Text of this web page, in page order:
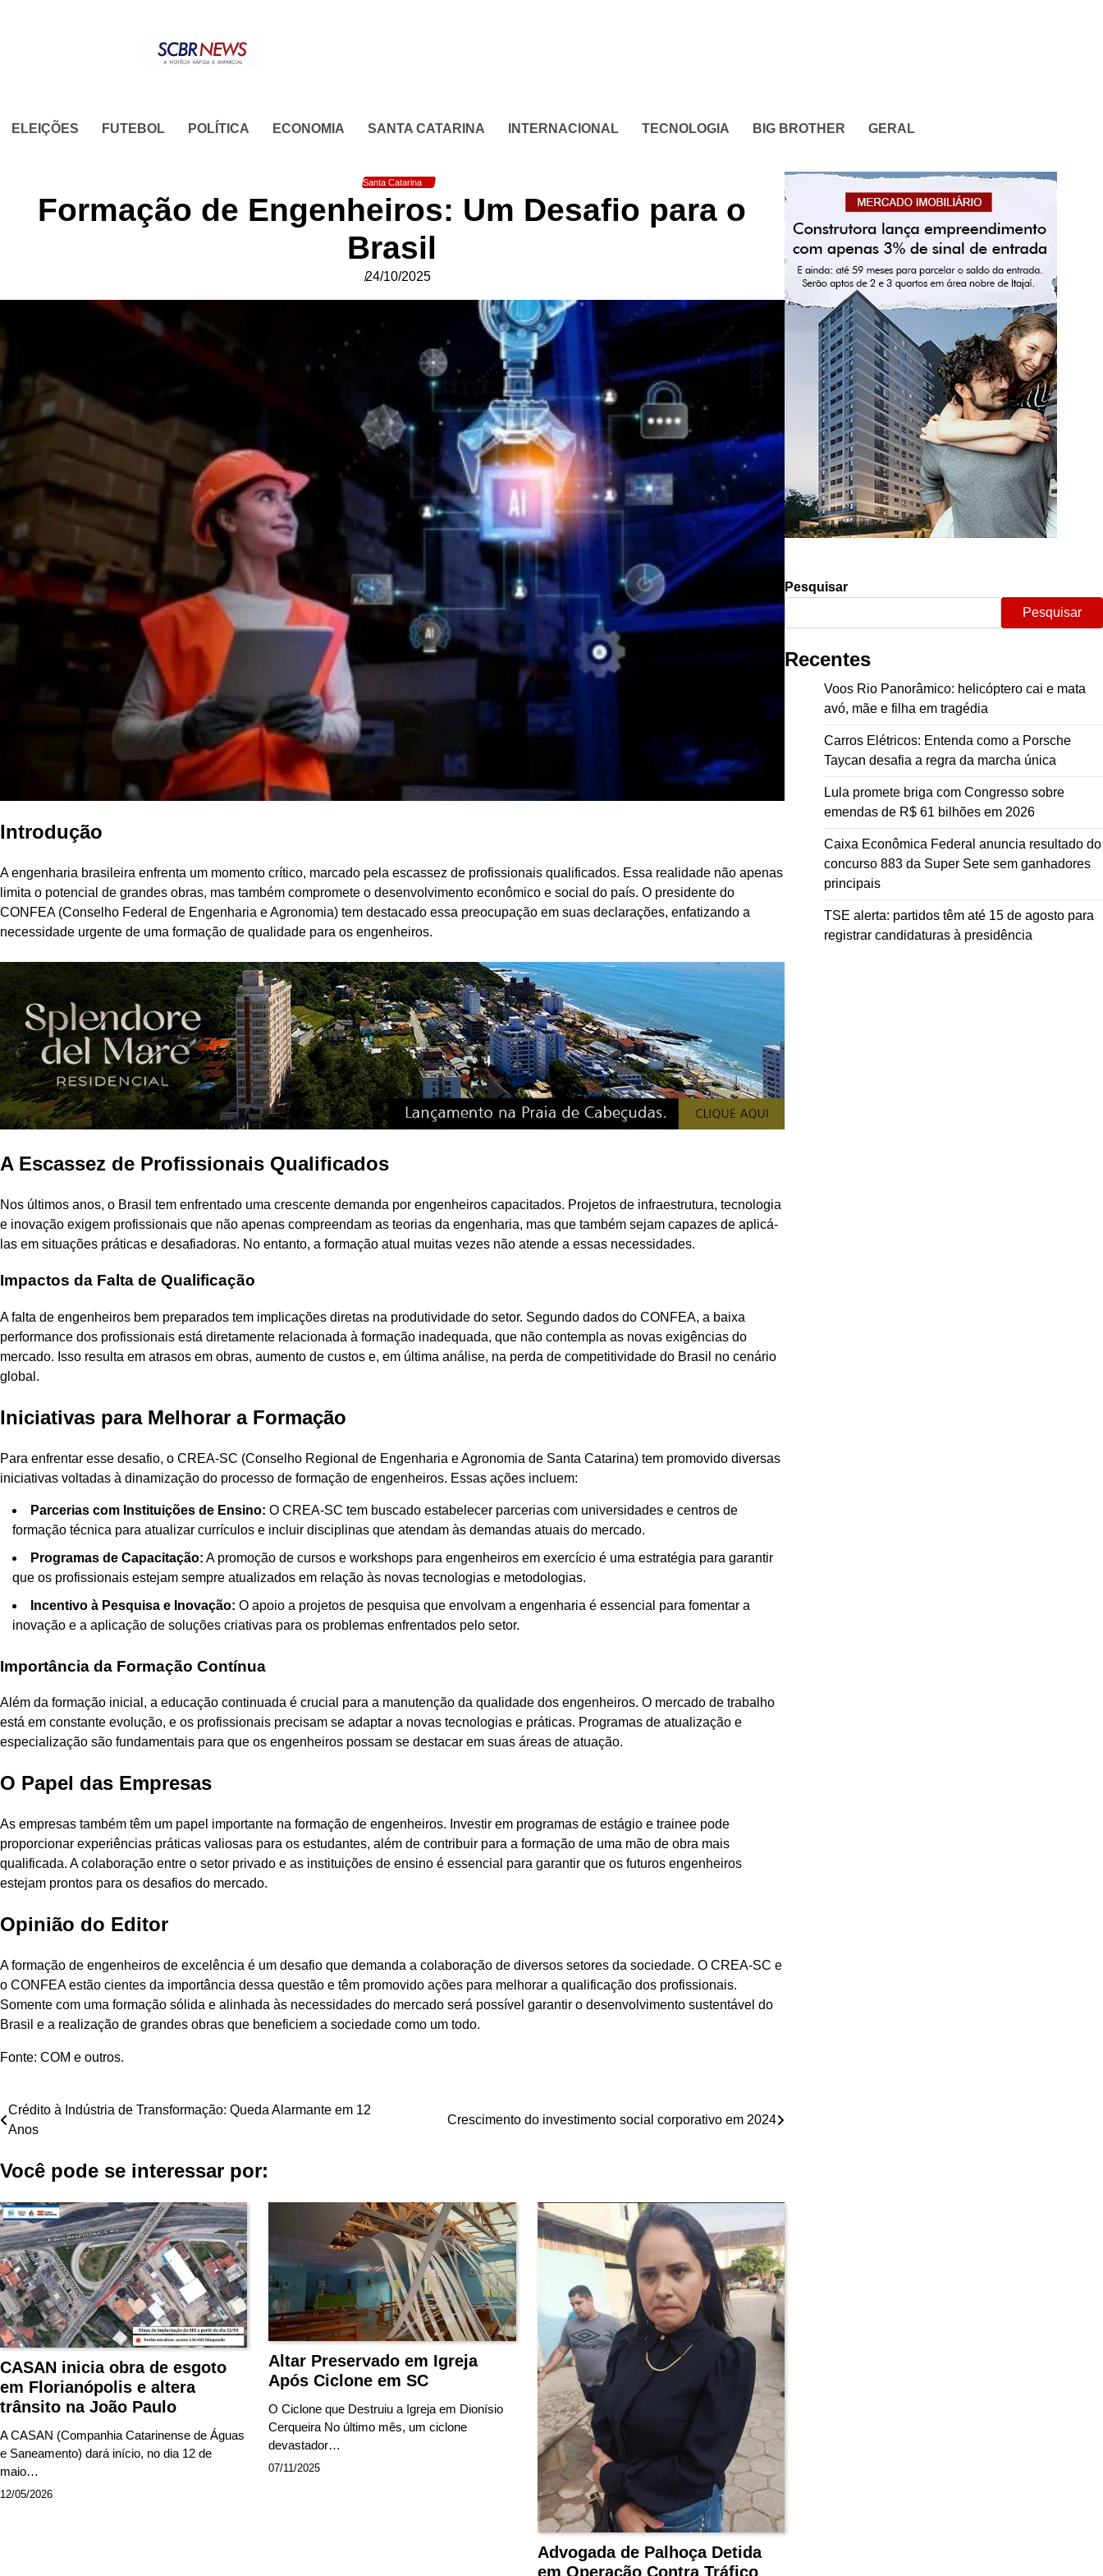
ELEIÇÕES FUTEBOL POLÍTICA ECONOMIA SANTA CATARINA INTERNACIONAL TECNOLOGIA BIG BROTHER GERAL
Santa Catarina
Formação de Engenheiros: Um Desafio para o
Brasil
24/10/2025
Introdução
A engenharia brasileira enfrenta um momento crítico, marcado pela escassez de profissionais qualificados. Essa realidade não apenas
limita o potencial de grandes obras, mas também compromete o desenvolvimento econômico e social do país. O presidente do
CONFEA (Conselho Federal de Engenharia e Agronomia) tem destacado essa preocupação em suas declarações, enfatizando a
necessidade urgente de uma formação de qualidade para os engenheiros.
A Escassez de Profissionais Qualificados
Nos últimos anos, o Brasil tem enfrentado uma crescente demanda por engenheiros capacitados. Projetos de infraestrutura, tecnologia
e inovação exigem profissionais que não apenas compreendam as teorias da engenharia, mas que também sejam capazes de aplicá-
las em situações práticas e desafiadoras. No entanto, a formação atual muitas vezes não atende a essas necessidades.
Impactos da Falta de Qualificação
A falta de engenheiros bem preparados tem implicações diretas na produtividade do setor. Segundo dados do CONFEA, a baixa
performance dos profissionais está diretamente relacionada à formação inadequada, que não contempla as novas exigências do
mercado. Isso resulta em atrasos em obras, aumento de custos e, em última análise, na perda de competitividade do Brasil no cenário
global.
Iniciativas para Melhorar a Formação
Para enfrentar esse desafio, o CREA-SC (Conselho Regional de Engenharia e Agronomia de Santa Catarina) tem promovido diversas
iniciativas voltadas à dinamização do processo de formação de engenheiros. Essas ações incluem:
Parcerias com Instituições de Ensino: O CREA-SC tem buscado estabelecer parcerias com universidades e centros de
formação técnica para atualizar currículos e incluir disciplinas que atendam às demandas atuais do mercado.
Programas de Capacitação: A promoção de cursos e workshops para engenheiros em exercício é uma estratégia para garantir
que os profissionais estejam sempre atualizados em relação às novas tecnologias e metodologias.
Incentivo à Pesquisa e Inovação: O apoio a projetos de pesquisa que envolvam a engenharia é essencial para fomentar a
inovação e a aplicação de soluções criativas para os problemas enfrentados pelo setor.
Importância da Formação Contínua
Além da formação inicial, a educação continuada é crucial para a manutenção da qualidade dos engenheiros. O mercado de trabalho
está em constante evolução, e os profissionais precisam se adaptar a novas tecnologias e práticas. Programas de atualização e
especialização são fundamentais para que os engenheiros possam se destacar em suas áreas de atuação.
O Papel das Empresas
As empresas também têm um papel importante na formação de engenheiros. Investir em programas de estágio e trainee pode
proporcionar experiências práticas valiosas para os estudantes, além de contribuir para a formação de uma mão de obra mais
qualificada. A colaboração entre o setor privado e as instituições de ensino é essencial para garantir que os futuros engenheiros
estejam prontos para os desafios do mercado.
Opinião do Editor
A formação de engenheiros de excelência é um desafio que demanda a colaboração de diversos setores da sociedade. O CREA-SC e
o CONFEA estão cientes da importância dessa questão e têm promovido ações para melhorar a qualificação dos profissionais.
Somente com uma formação sólida e alinhada às necessidades do mercado será possível garantir o desenvolvimento sustentável do
Brasil e a realização de grandes obras que beneficiem a sociedade como um todo.
Fonte: COM e outros.
Navegação
Post
Crédito à Indústria de Transformação: Queda Alarmante em 12
Anos
Crescimento do investimento social corporativo em 2024
Você pode se interessar por:
CASAN inicia obra de esgoto
em Florianópolis e altera
trânsito na João Paulo
A CASAN (Companhia Catarinense de Águas
e Saneamento) dará início, no dia 12 de
maio…
12/05/2026
Altar Preservado em Igreja
Após Ciclone em SC
O Ciclone que Destruiu a Igreja em Dionísio
Cerqueira No último mês, um ciclone
devastador…
07/11/2025
Advogada de Palhoça Detida
em Operação Contra Tráfico
Pesquisar
Pesquisar
Recentes
Voos Rio Panorâmico: helicóptero cai e mata
avó, mãe e filha em tragédia
Carros Elétricos: Entenda como a Porsche
Taycan desafia a regra da marcha única
Lula promete briga com Congresso sobre
emendas de R$ 61 bilhões em 2026
Caixa Econômica Federal anuncia resultado do
concurso 883 da Super Sete sem ganhadores
principais
TSE alerta: partidos têm até 15 de agosto para
registrar candidaturas à presidência